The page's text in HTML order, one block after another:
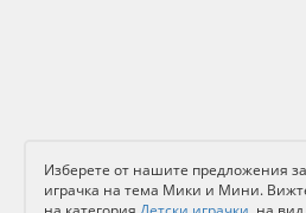
Изберете от нашите предложения
играчка на тема Мики и Мини.